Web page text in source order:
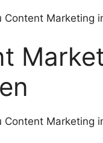
Content Marketing
Content Marketing